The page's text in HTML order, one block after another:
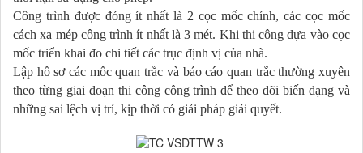
Công trình được đóng ít nhất là 2 cọc mốc chính, các cọc mốc
cách xa mép công trình ít nhất là 3 mét. Khi thi công dựa vào cọc
mốc triển khai đo chi tiết các trục định vị của nhà.
Lập hồ sơ các mốc quan trắc và báo cáo quan trắc thường xuyên
theo từng giai đoạn thi công công trình để theo dõi biến dạng và
những sai lệch vị trí, kịp thời có giải pháp giải quyết.